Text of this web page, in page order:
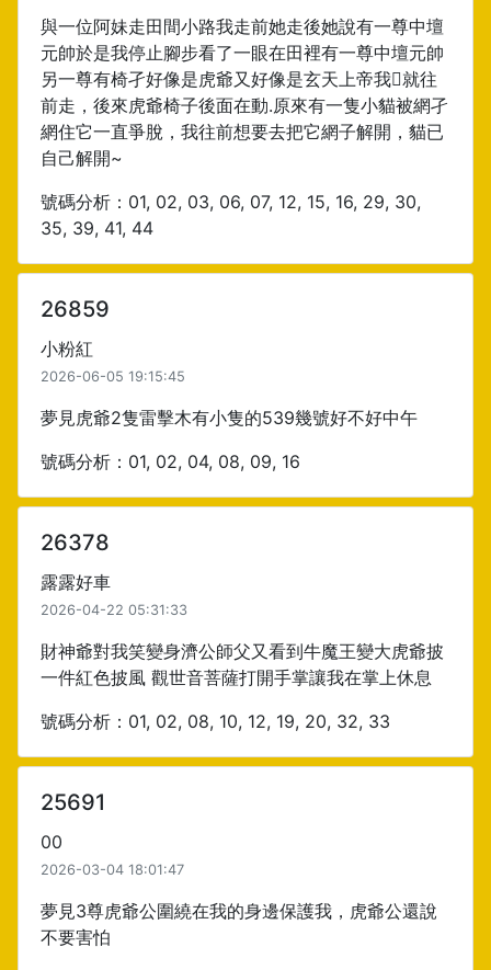
與一位阿妹走田間小路我走前她走後她說有一尊中壇
元帥於是我停止腳步看了一眼在田裡有一尊中壇元帥
另一尊有椅孑好像是虎爺又好像是玄天上帝我就往
前走，後來虎爺椅子後面在動.原來有一隻小貓被網孑
網住它一直爭脫，我往前想要去把它網子解開，貓已
自己解開~
號碼分析：01, 02, 03, 06, 07, 12, 15, 16, 29, 30,
35, 39, 41, 44
26859
小粉紅
2026-06-05 19:15:45
夢見虎爺2隻雷擊木有小隻的539幾號好不好中午
號碼分析：01, 02, 04, 08, 09, 16
26378
露露好車
2026-04-22 05:31:33
財神爺對我笑變身濟公師父又看到牛魔王變大虎爺披
一件紅色披風 觀世音菩薩打開手掌讓我在掌上休息
號碼分析：01, 02, 08, 10, 12, 19, 20, 32, 33
25691
00
2026-03-04 18:01:47
夢見3尊虎爺公圍繞在我的身邊保護我，虎爺公還說
不要害怕